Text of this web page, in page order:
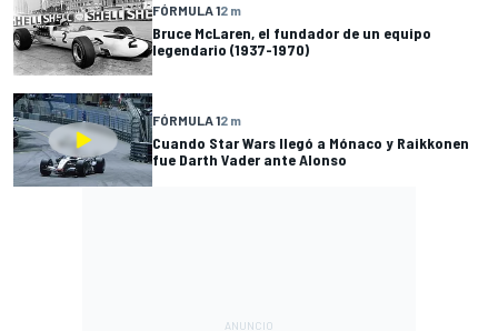
FÓRMULA 12 m
Bruce McLaren, el fundador de un equipo
legendario (1937-1970)
FÓRMULA 12 m
Cuando Star Wars llegó a Mónaco y Raikkonen
fue Darth Vader ante Alonso